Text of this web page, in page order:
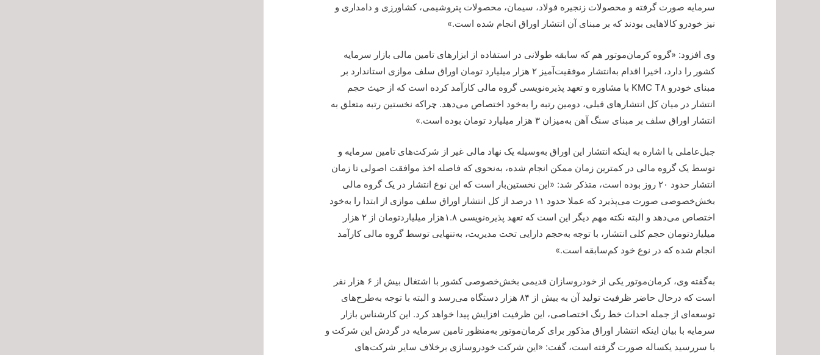
سرمایه صورت گرفته و محصولات زنجیره فولاد، سیمان، محصولات پتروشیمی، کشاورزی و دامداری و
نیز خودرو کالاهایی بودند که بر مبنای آن انتشار اوراق انجام شده است.»
وی افزود: «گروه کرمان‌موتور هم که سابقه طولانی در استفاده از ابزارهای تامین مالی بازار سرمایه
کشور را دارد، اخیرا اقدام به‌انتشار موفقیت‌آمیز ۲ هزار میلیارد تومان اوراق سلف موازی استاندارد بر
مبنای خودرو KMC T۸ با مشاوره و تعهد پذیره‌نویسی گروه مالی کارآمد کرده است که از حیث حجم
انتشار در میان کل انتشارهای قبلی، دومین رتبه را به‌خود اختصاص می‌دهد. چراکه نخستین رتبه متعلق به
انتشار اوراق سلف بر مبنای سنگ آهن به‌میزان ۳ هزار میلیارد تومان بوده است.»
جبل‌عاملی با اشاره به اینکه انتشار این اوراق به‌وسیله یک نهاد مالی غیر از شرکت‌های تامین سرمایه و
توسط یک گروه مالی در کمترین زمان ممکن انجام شده، به‌نحوی‌ که فاصله اخذ موافقت اصولی تا زمان
انتشار حدود ۲۰ روز بوده است، متذکر شد: «این نخستین‌بار است که این نوع انتشار در یک گروه مالی
بخش‌خصوصی صورت می‌پذیرد که عملا حدود ۱۱ درصد از کل انتشار اوراق سلف موازی از ابتدا را به‌خود
اختصاص می‌دهد و البته نکته مهم دیگر این است که تعهد پذیره‌نویسی ۱.۸هزار میلیاردتومان از ۲ هزار
میلیاردتومان حجم کلی انتشار، با توجه به‌حجم دارایی تحت مدیریت، به‌تنهایی توسط گروه مالی کارآمد
انجام شده که در نوع خود کم‌سابقه است.»
به‌گفته وی، کرمان‌موتور یکی از خودروسازان قدیمی بخش‌خصوصی کشور با اشتغال بیش از ۶ هزار نفر
است که درحال ‌حاضر ظرفیت تولید آن به بیش از ۸۴ هزار دستگاه می‌رسد و البته با توجه به‌طرح‌های
توسعه‌ای از جمله احداث خط رنگ اختصاصی، این ظرفیت افزایش پیدا خواهد کرد. این کارشناس بازار
سرمایه با بیان اینکه انتشار اوراق مذکور برای کرمان‌موتور به‌منظور تامین سرمایه در گردش این شرکت و
با سررسید یکساله صورت گرفته است، گفت: «این شرکت خودروسازی برخلاف سایر شرکت‌های